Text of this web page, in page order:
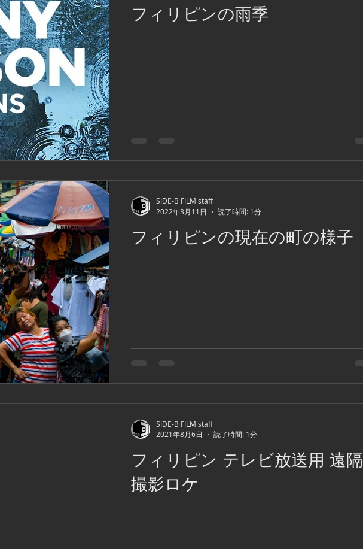
フィリピンの雨季
フィリピンの現在の町の様子
SIDE-B FILM staff
2022年3月11日
読了時間: 1分
フィリピン テレビ放送用 遠隔
撮影ロケ
SIDE-B FILM staff
2021年8月6日
読了時間: 1分